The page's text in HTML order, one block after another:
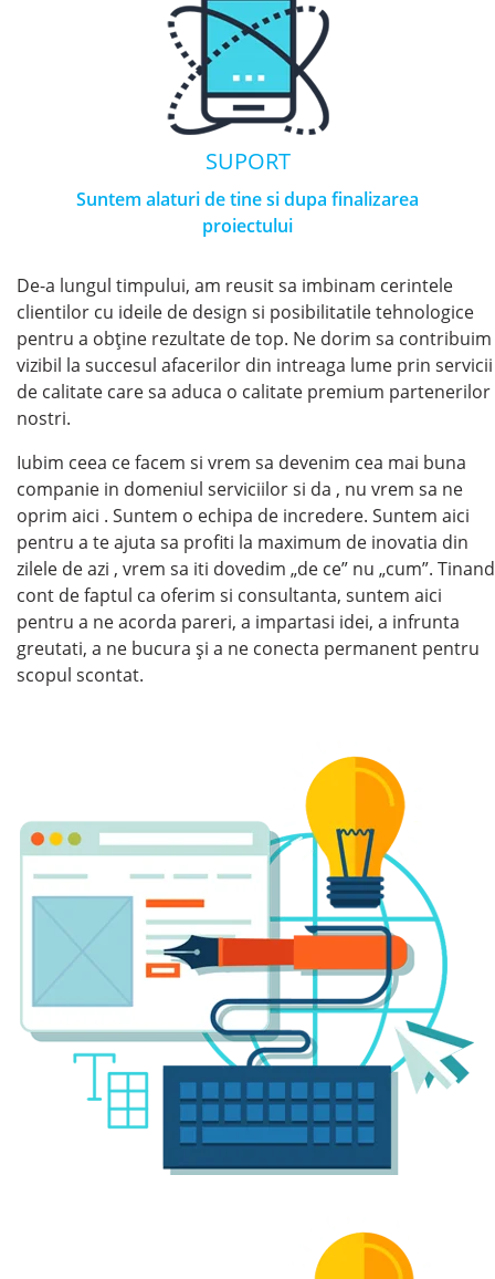
SUPORT
Suntem alaturi de tine si dupa finalizarea
proiectului
De-a lungul timpului, am reusit sa imbinam cerintele
clientilor cu ideile de design si posibilitatile tehnologice
pentru a obține rezultate de top. Ne dorim sa contribuim
vizibil la succesul afacerilor din intreaga lume prin servicii
de calitate care sa aduca o calitate premium partenerilor
nostri.
Iubim ceea ce facem si vrem sa devenim cea mai buna
companie in domeniul serviciilor si da , nu vrem sa ne
oprim aici . Suntem o echipa de incredere. Suntem aici
pentru a te ajuta sa profiti la maximum de inovatia din
zilele de azi , vrem sa iti dovedim „de ce” nu „cum”. Tinand
cont de faptul ca oferim si consultanta, suntem aici
pentru a ne acorda pareri, a impartasi idei, a infrunta
greutati, a ne bucura și a ne conecta permanent pentru
scopul scontat.